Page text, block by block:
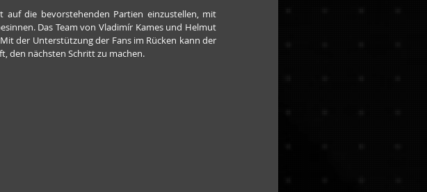
auf die bevorstehenden Partien einzustellen, mit
Das Team von Vladimír Kames und Helmut
der Unterstützung der Fans im Rücken kann der
den nächsten Schritt zu machen.